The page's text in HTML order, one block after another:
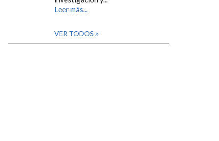
Leer más...
VER TODOS